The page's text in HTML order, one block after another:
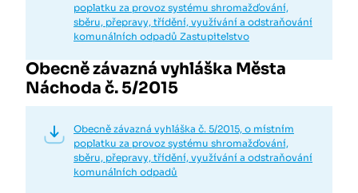
poplatku za provoz systému shromažďování,
sběru, přepravy, třídění, využívání a odstraňování
komunálních odpadů Zastupitelstvo
Obecně závazná vyhláška Města
Náchoda č. 5/2015
Obecně závazná vyhláška č. 5/2015, o místním
poplatku za provoz systému shromažďování,
sběru, přepravy, třídění, využívání a odstraňování
komunálních odpadů